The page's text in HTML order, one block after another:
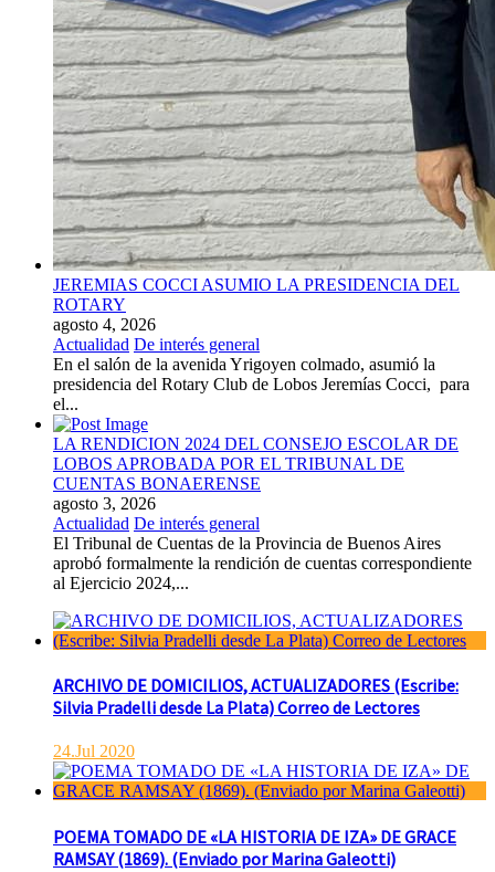
JEREMIAS COCCI ASUMIO LA PRESIDENCIA DEL
ROTARY
agosto 4, 2026
Actualidad De interés general
En el salón de la avenida Yrigoyen colmado, asumió la
presidencia del Rotary Club de Lobos Jeremías Cocci, para
el...
LA RENDICION 2024 DEL CONSEJO ESCOLAR DE
LOBOS APROBADA POR EL TRIBUNAL DE
CUENTAS BONAERENSE
agosto 3, 2026
Actualidad De interés general
El Tribunal de Cuentas de la Provincia de Buenos Aires
aprobó formalmente la rendición de cuentas correspondiente
al Ejercicio 2024,...
ARCHIVO DE DOMICILIOS, ACTUALIZADORES (Escribe:
Silvia Pradelli desde La Plata) Correo de Lectores
24.Jul 2020
POEMA TOMADO DE «LA HISTORIA DE IZA» DE GRACE
RAMSAY (1869). (Enviado por Marina Galeotti)